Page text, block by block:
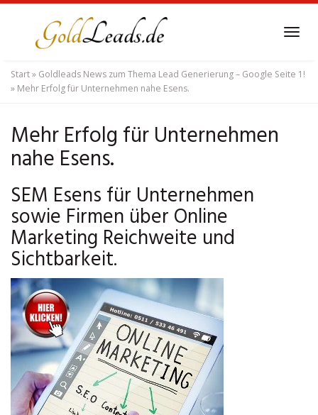
content
Start» Goldleads News zum Thema Lead Generierung – Google Seite 1!
» Mehr Erfolg für Unternehmen nahe Esens.
Mehr Erfolg für Unternehmen
nahe Esens.
SEM Esens für Unternehmen
sowie Firmen über Online
Marketing Reichweite und
Sichtbarkeit.